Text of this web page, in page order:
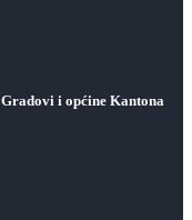
Gradovi i općine Kantona